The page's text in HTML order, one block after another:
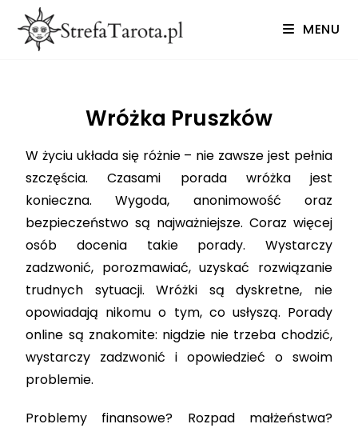
MENU
Wróżka Pruszków
W życiu układa się różnie – nie zawsze jest pełnia
szczęścia. Czasami porada wróżka jest
konieczna. Wygoda, anonimowość oraz
bezpieczeństwo są najważniejsze. Coraz więcej
osób docenia takie porady. Wystarczy
zadzwonić, porozmawiać, uzyskać rozwiązanie
trudnych sytuacji. Wróżki są dyskretne, nie
opowiadają nikomu o tym, co usłyszą. Porady
online są znakomite: nigdzie nie trzeba chodzić,
wystarczy zadzwonić i opowiedzieć o swoim
problemie.
Problemy finansowe? Rozpad małżeństwa?